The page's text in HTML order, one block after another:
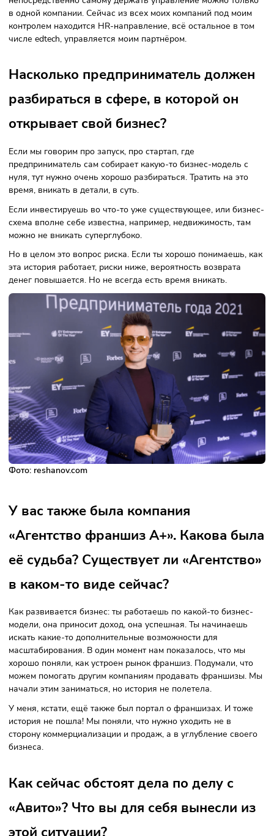
По опыту с общепитом можно сказать, что не удаётся
(смеётся — прим. редакции) .
Нельзя быть серийным менеджером,
можно быть серийным
Илон Маск же тоже много компаний запускает, большим
количеством компаний владеет, и таких примеров много.
непосредственно самому держать управление можно
в одной компании. Сейчас из всех моих компаний под
контролем находится HR-направление, всё остальное в
числе edtech, управляется моим партнёром.
Насколько предприниматель
разбираться в сфере, в которой он
открывает свой бизнес?
Если мы говорим про запуск, про стартап, где
предприниматель сам собирает какую-то бизнес-модель
нуля, тут нужно очень хорошо разбираться. Тратить на
время, вникать в детали, в суть.
Если инвестируешь во что-то уже существующее, или
схема вполне себе известна, например, недвижимость,
можно не вникать суперглубоко.
эта история работает, риски ниже, вероятность возврата
Фото: reshanov.com
У вас также была компания
«Агентство франшиз А+». Какова